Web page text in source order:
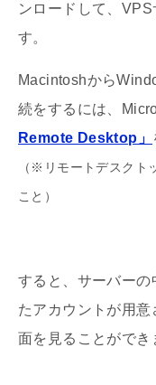
ンロードして、
す。
Macintoshから
続をするには、
Remote Desktop」
（ ※ リモートデスクト
こと）
すると、サーバー
たアカウントが用
面を見ることができ